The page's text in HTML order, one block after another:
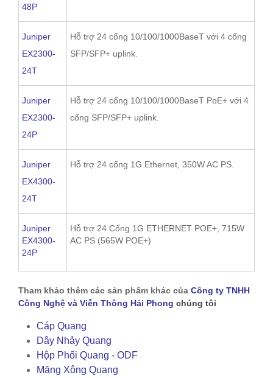
48P
Juniper
EX2300-
24T
Hỗ trợ 24 cổng 10/100/1000BaseT với 4 cổng
SFP/SFP+ uplink.
Juniper
EX2300-
24P
Hỗ trợ 24 cổng 10/100/1000BaseT PoE+ với 4
cổng SFP/SFP+ uplink.
Juniper
EX4300-
24T
Hỗ trợ 24 cổng 1G Ethernet, 350W AC PS.
Juniper
EX4300-
24P
Hỗ trợ 24 Cổng 1G ETHERNET POE+, 715W
AC PS (565W POE+)
Tham khảo thêm các sản phẩm khác của Công ty TNHH
Công Nghệ và Viễn Thông Hải Phong chúng tôi
Cáp Quang
Dây Nhảy Quang
Hộp Phối Quang - ODF
Măng Xông Quang